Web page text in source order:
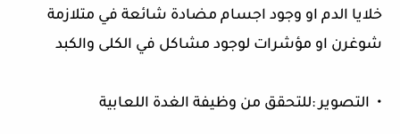
خلايا الدم او وجود اجسام مضادة شائعة في متلازمة
شوغرن او مؤشرات لوجود مشاكل في الكلى والكبد
• التصوير :للتحقق من وظيفة الغدة اللعابية